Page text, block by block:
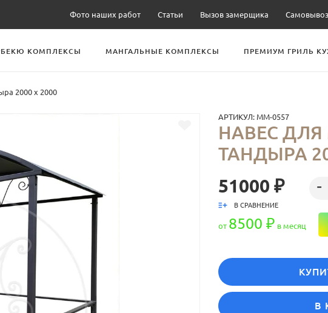
Фото наших работ Статьи Вызов замерщика Самовывоз
КОМПЛЕКСЫ МАНГАЛЬНЫЕ КОМПЛЕКСЫ ПРЕМИУМ ГРИЛЬ
2000 х 2000
АРТИКУЛ: ММ-0557
НАВЕС
ТАНДЫРА
51000 ₽
В СРАВНЕНИЕ
от 8500 ₽ в месяц
В